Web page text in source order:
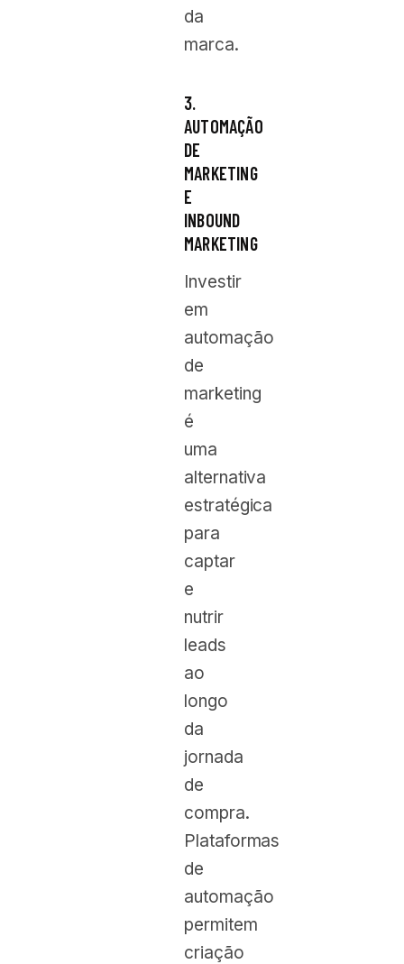
da
marca.
3.
AUTOMAÇÃO
DE
MARKETING
E
INBOUND
MARKETING
Investir
em
automação
de
marketing
é
uma
alternativa
estratégica
para
captar
e
nutrir
leads
ao
longo
da
jornada
de
compra.
Plataformas
de
automação
permitem
criação